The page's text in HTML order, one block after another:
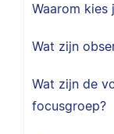
Waarom kies
Wat zijn
Wat zijn de
focusgroep?